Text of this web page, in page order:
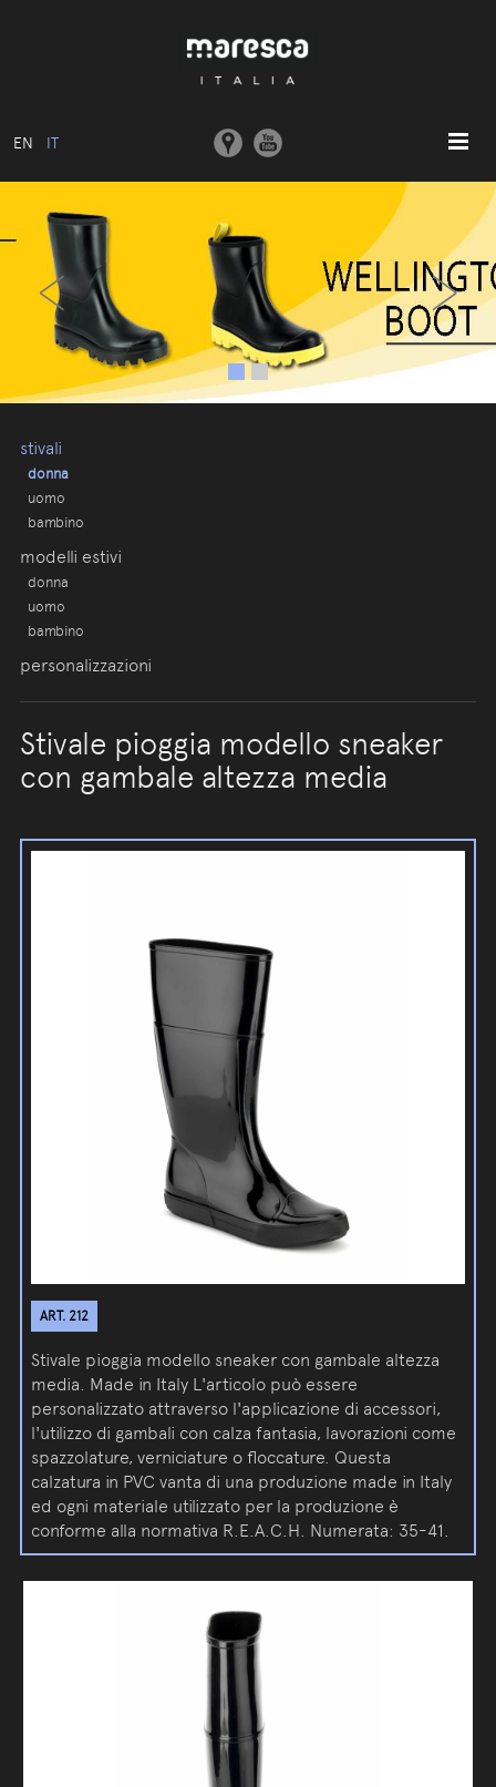
EN IT
ABOUT US
MODELLI BASE
COLLEZIONI
STAMPI E MACCHINARI
COMUNICAZIONE
‹ ›
stivali
donna
uomo
bambino
modelli estivi
donna
uomo
bambino
personalizzazioni
Stivale pioggia modello sneaker
con gambale altezza media
ART. 212
Stivale pioggia modello sneaker con gambale altezza
media. Made in Italy L'articolo può essere
personalizzato attraverso l'applicazione di accessori,
l'utilizzo di gambali con calza fantasia, lavorazioni come
spazzolature, verniciature o floccature. Questa
calzatura in PVC vanta di una produzione made in Italy
ed ogni materiale utilizzato per la produzione è
conforme alla normativa R.E.A.C.H. Numerata: 35-41.